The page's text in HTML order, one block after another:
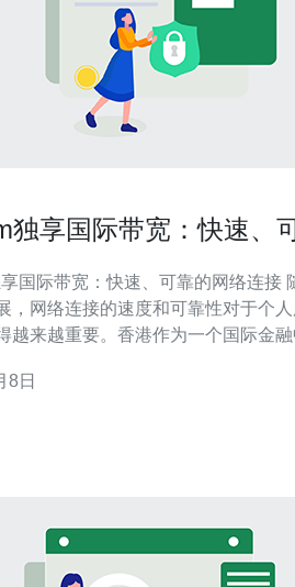
独享国际带宽：快速、
际带宽：快速、可靠的网络连接 随着互联网
，网络连接的速度和可靠性对于个
越来越重要。香港作为一个国际金
文将探讨香港5m独享国际带宽的特
8日